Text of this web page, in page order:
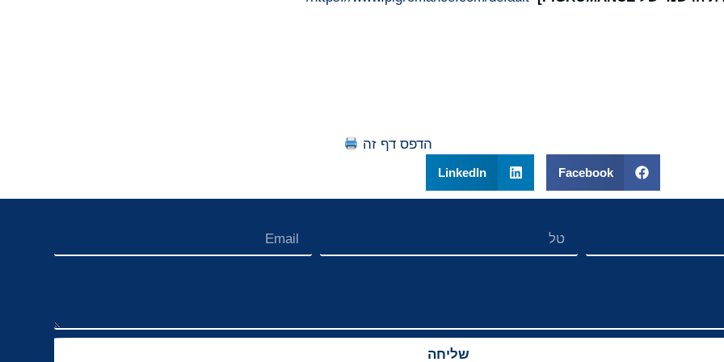
הדפס דף זה
Facebook
LinkedIn
שליחה